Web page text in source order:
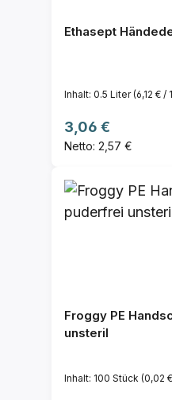
Ethasept
Inhalt: 0.5 Liter(6,12 € /
Regulärer Preis:
3,06 €
Netto: 2,57 €
Froggy PE
unsteril
Inhalt: 100 Stück (0,02